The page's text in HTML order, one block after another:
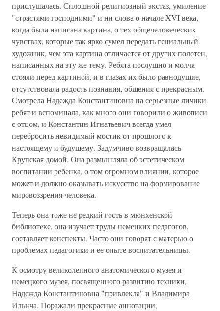
прислушалась. Сплошной религиозный экстаз, умиление
"страстями господними" и ни слова о начале XVI века,
когда была написана картина, о тех общечеловеческих
чувствах, которые так ярко сумел передать гениальный
художник, чем эта картина отличается от других полотен,
написанных на эту же тему. Ребята послушно и молча
стояли перед картиной, и в глазах их было равнодушие,
отсутствовала радость познания, общения с прекрасным.
Смотрела Надежда Константиновна на серьезные личики
ребят и вспоминала, как много они говорили о живописи
с отцом, и Константин Игнатьевич всегда умел
перебросить невидимый мостик от прошлого к
настоящему и будущему. Задумчиво возвращалась
Крупская домой. Она размышляла об эстетическом
воспитании ребенка, о том огромном влиянии, которое
может и должно оказывать искусство на формирование
мировоззрения человека.
Теперь она тоже не редкий гость в мюнхенской
библиотеке, она изучает труды немецких педагогов,
составляет конспекты. Часто они говорят с матерью о
проблемах педагогики и ее опыте воспитательницы.
К осмотру великолепного анатомического музея и
немецкого музея, посвященного развитию техники,
Надежда Константиновна "привлекла" и Владимира
Ильича. Поражали прекрасные аннотации,